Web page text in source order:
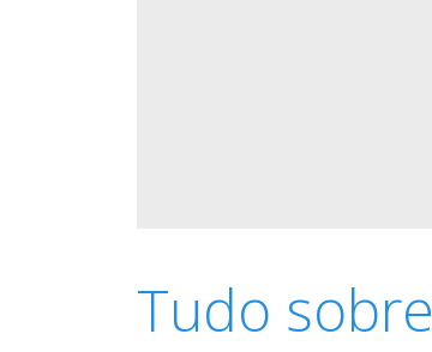
Tudo sobre